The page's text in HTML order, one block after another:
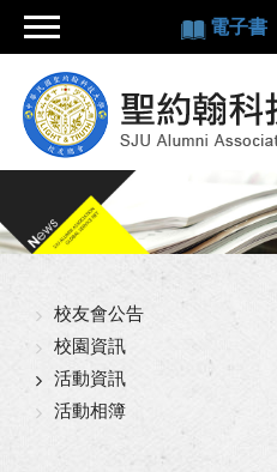
電子書
校友會公告
校園資訊
活動資訊
活動相簿